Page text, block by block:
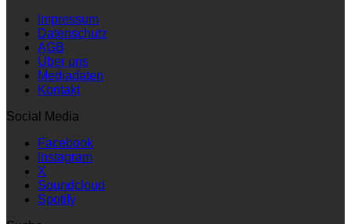
Impressum
Datenschutz
AGB
Über uns
Mediadaten
Facebook
Instagram
X
Soundcloud